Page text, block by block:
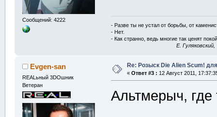
Сообщений: 4222
- Разве ты не устал от борьбы, от
- Нет.
- Как странно, ведь многие так ценят
E.
Evgen-san
REALьный 3DOшник
Ветеран
Re: Розыск Die Alien Scum!
« Ответ #3 : 12 Август 2011,
Альтмерыч,